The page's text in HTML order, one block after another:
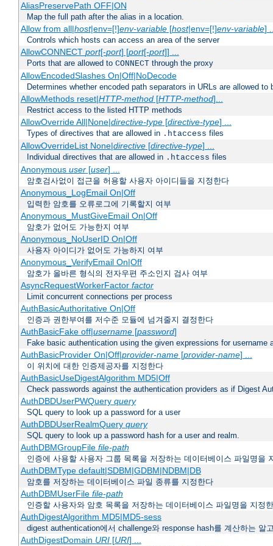
AliasPreservePath OFF|ON
Map the full path after the alias in a location.
Allow from all|host|env=[!]env-variable[host|env=[!]env-variable]
Controls which hosts can access an area of the server
AllowCONNECT port[-port] [port[-port]] ...
Ports that are allowed to CONNECT through the proxy
AllowEncodedSlashes On|Off|NoDecode
Determines whether encoded path separators in URLs are allowed to
AllowMethods reset|HTTP-method[HTTP-method]...
Restrict access to the listed HTTP methods
AllowOverride All|None|directive-type[directive-type] ...
Types of directives that are allowed in .htaccess files
AllowOverrideList None|directive[directive-type] ...
Individual directives that are allowed in .htaccess files
Anonymous user[user] ...
암호검사없이 접근을 허용할 사용자 아이디들을 지정한다
Anonymous_LogEmail On|Off
입력한 암호를 오류로그에 기록할지 여부
Anonymous_MustGiveEmail On|Off
암호가 없어도 가능한지 여부
Anonymous_NoUserID On|Off
사용자 아이디가 없어도 가능하지 여부
Anonymous_VerifyEmail On|Off
암호가 올바른 형식의 전자우편 주소인지 검사 여부
AsyncRequestWorkerFactor factor
Limit concurrent connections per process
AuthBasicAuthoritative On|Off
인증과 권한부여를 저수준 모듈에 넘겨줄지 결정한다
AuthBasicFake off|username[password]
Fake basic authentication using the given expressions for username
AuthBasicProvider On|Off|provider-name[provider-name] ...
이 위치에 대한 인증제공자를 지정한다
AuthBasicUseDigestAlgorithm MD5|Off
Check passwords against the authentication providers as if Digest
AuthDBDUserPWQuery query
SQL query to look up a password for a user
AuthDBDUserRealmQuery query
SQL query to look up a password hash for a user and realm.
AuthDBMGroupFile file-path
인증에 사용할 사용자 그룹 목록을 저장하는 데이터베이스 파일명을
AuthDBMType default|SDBM|GDBM|NDBM|DB
암호를 저장하는 데이터베이스 파일 종류를 지정한다
AuthDBMUserFile file-path
인증할 사용자와 암호 목록을 저장하는 데이터베이스 파일명을 지정
AuthDigestAlgorithm MD5|MD5-sess
digest authentication에서 challenge와 response hash를 계산하는 알
AuthDigestDomain URI[URI] ...